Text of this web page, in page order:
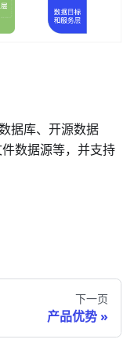
据库、开源数据
数据源等，并支持
下一页
产品优势